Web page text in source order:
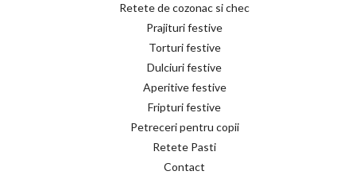
Retete de cozonac si chec
Prajituri festive
Torturi festive
Dulciuri festive
Aperitive festive
Fripturi festive
Petreceri pentru copii
Retete Pasti
Contact